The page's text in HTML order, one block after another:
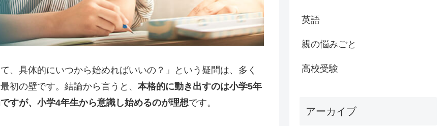
て、具体的にいつから始めればいいの？」という疑問は、多く
初の壁です。結論から言うと、 本格的に動き出すのは小学5年
すが、小学4年生から意識し始めるのが理想です。
英語
親の悩みごと
高校受験
アーカイブ